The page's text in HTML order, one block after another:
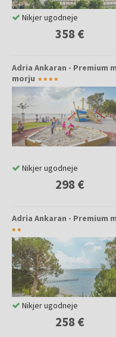
358 €
Nikjer ugodneje
Adria Ankaran - Premium
morju
298 €
Nikjer ugodneje
Adria Ankaran - Premium
258 €
Nikjer ugodneje